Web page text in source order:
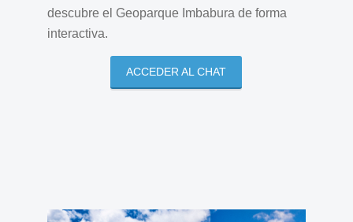
descubre el Geoparque Imbabura de forma
interactiva.
ACCEDER AL CHAT